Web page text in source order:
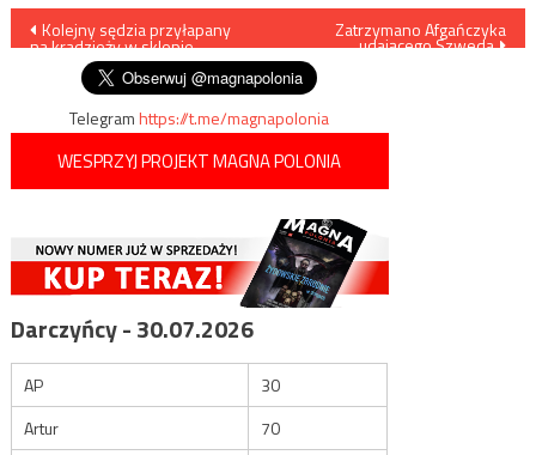
Nawigacja
wpisu
Kolejny sędzia przyłapany
na kradzieży w sklepie
Zatrzymano Afgańczyka
udającego Szweda
Telegramhttps://t.me/magnapolonia
WESPRZYJ PROJEKT MAGNA POLONIA
Darczyńcy - 30.07.2026
AP
30
Artur
70